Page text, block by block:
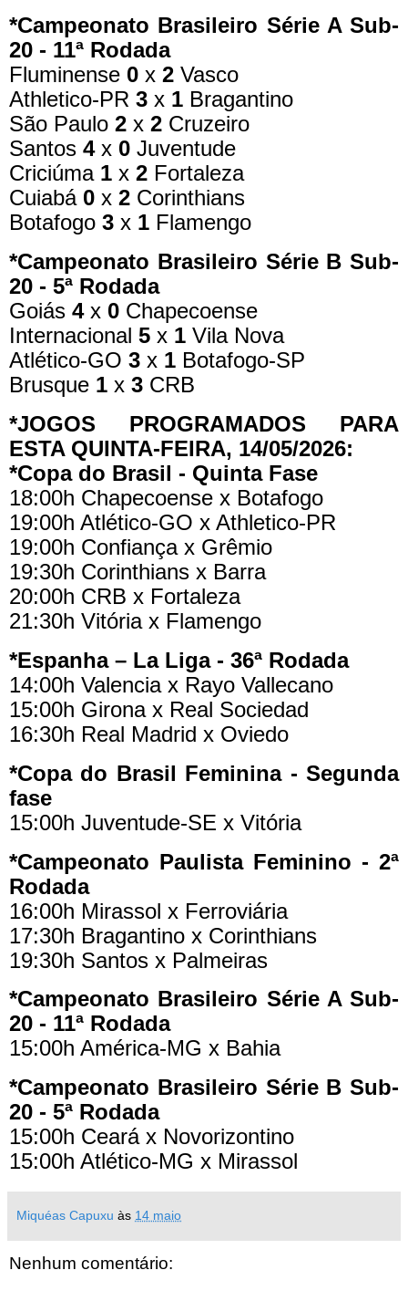
*Campeonato Brasileiro Série A Sub-
20 - 11ª Rodada
Fluminense 0 x 2 Vasco
Athletico-PR 3 x 1 Bragantino
São Paulo 2 x 2 Cruzeiro
Santos 4x 0 Juventude
Criciúma 1 x 2 Fortaleza
Cuiabá 0 x 2 Corinthians
Botafogo 3 x 1 Flamengo
*Campeonato Brasileiro Série B Sub-
20 - 5ª Rodada
Goiás 4x 0 Chapecoense
Internacional 5 x 1 Vila Nova
Atlético-GO 3 x 1 Botafogo-SP
Brusque 1 x 3 CRB
*JOGOS PROGRAMADOS PARA
ESTA QUINTA-FEIRA, 14/05/2026:
*Copa do Brasil - Quinta Fase
18:00h Chapecoense x Botafogo
19:00h Atlético-GO x Athletico-PR
19:00h Confiança x Grêmio
19:30h Corinthians x Barra
20:00h CRB x Fortaleza
21:30h Vitória x Flamengo
*Espanha – La Liga - 36ª Rodada
14:00h Valencia x Rayo Vallecano
15:00h Girona x Real Sociedad
16:30h Real Madrid x Oviedo
*Copa do Brasil Feminina - Segunda
fase
15:00h Juventude-SE x Vitória
*Campeonato Paulista Feminino - 2ª
Rodada
16:00h Mirassol x Ferroviária
17:30h Bragantino x Corinthians
19:30h Santos x Palmeiras
*Campeonato Brasileiro Série A Sub-
20 - 11ª Rodada
15:00h América-MG x Bahia
*Campeonato Brasileiro Série B Sub-
20 - 5ª Rodada
15:00h Ceará x Novorizontino
15:00h Atlético-MG x Mirassol
Miquéas Capuxu às 14 maio
Nenhum comentário: